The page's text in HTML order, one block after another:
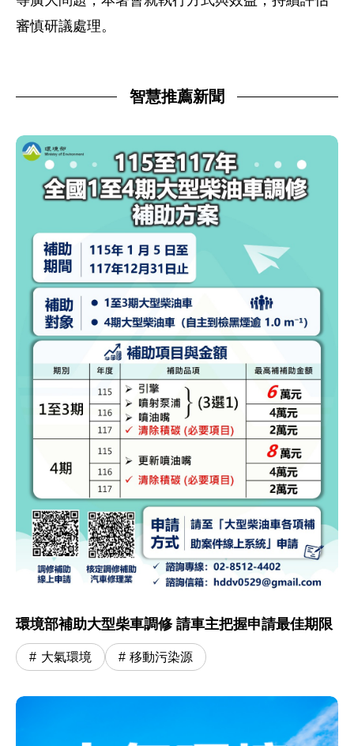
審慎研議處理。
智慧推薦新聞
環境部補助大型柴車調修 請車主把握申請最佳期限
大氣環境 移動污染源